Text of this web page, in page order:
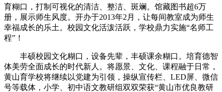
育糊口，打制可视化的清洁、整洁、斑斓。馆藏图书超6万
册，展示师生风度。开办于2013年2月，让每间教室成为师生
幸福成长的乐土。校园文化活泼活跃，学校鼎力实施“名师工
程”！
丰硕校园文化糊口，设备先辈，丰硕课余糊口。培育德智
体美劳全面成长的时代新人。将愿景、文化、课程融于日常，
黄山育学校将继续以党建为引领，操纵宣传栏、LED屏、微信
号等载体，小学、初中语文教研组双双荣获“黄山市优良教研